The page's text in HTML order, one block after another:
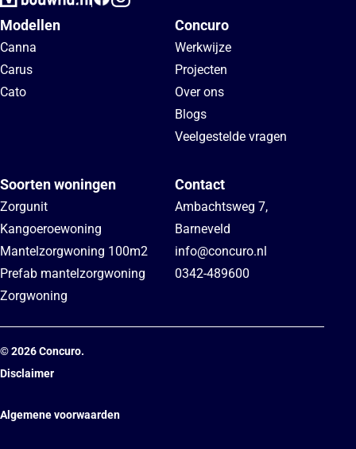
Modellen
Canna
Carus
Cato
Concuro
Werkwijze
Projecten
Over ons
Blogs
Veelgestelde vragen
Soorten woningen
Zorgunit
Kangoeroewoning
Mantelzorgwoning 100m2
Prefab mantelzorgwoning
Zorgwoning
Contact
Ambachtsweg 7,
Barneveld
info@concuro.nl
0342-489600
©2026Concuro.
Disclaimer
Algemene voorwaarden